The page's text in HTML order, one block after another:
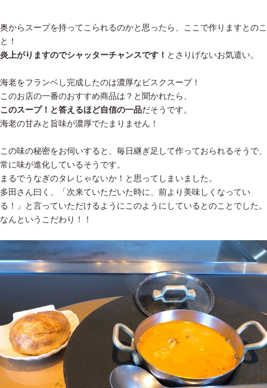
奥からスープを持ってこられるのかと思ったら、ここで作りますとのこ
と！
炎上がりますのでシャッターチャンスです！ とさりげないお気遣い。
海老をフランベし完成したのは濃厚なビスクスープ！
このお店の一番のおすすめ商品は？と聞かれたら、
このスープ！と答えるほど自信の一品だそうです。
海老の甘みと旨味が濃厚でたまりません！
この味の秘密をお伺いすると、毎日継ぎ足して作っておられるそうで、
常に味が進化しているそうです。
まるでうなぎのタレじゃないか！と思ってしまいました。
多田さん曰く、「次来ていただいた時に、前より美味しくなってい
る！」と言っていただけるようにこのようにしているとのことでした。
なんというこだわり！！